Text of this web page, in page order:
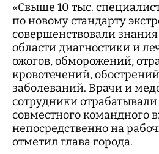
«Свыше 10 тыс.
по новому стандарту
совершенствовали
области диагностики и
ожогов, обморожений,
кровотечений,
заболеваний. Врачи и
сотрудники
совместного командного
непосредственно на
отметил глава города.